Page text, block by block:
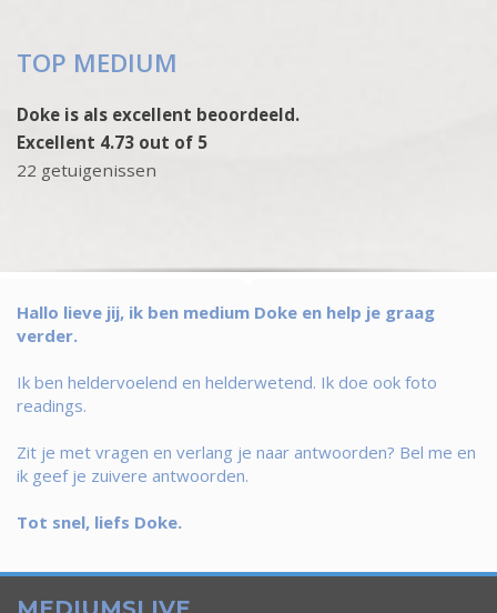
TOP MEDIUM
Doke is als excellent beoordeeld.
Excellent 4.73 out of 5
22 getuigenissen
Hallo lieve jij, ik ben medium Doke en help je graag
verder.
Ik ben heldervoelend en helderwetend. Ik doe ook foto
readings.
Zit je met vragen en verlang je naar antwoorden? Bel me en
ik geef je zuivere antwoorden.
Tot snel, liefs Doke.